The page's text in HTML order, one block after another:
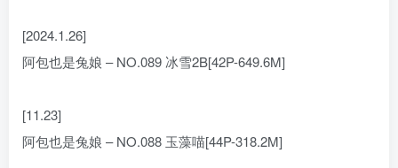
[2024.1.26]
阿包也是兔娘 – NO.089 冰雪2B[42P-649.6M]
[11.23]
阿包也是兔娘 – NO.088 玉藻喵[44P-318.2M]